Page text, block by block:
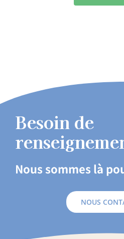
Besoin de
Nous sommes là
NOUS